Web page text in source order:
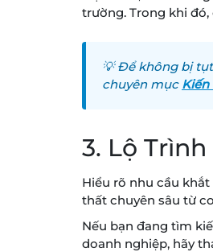
trường. Trong khi
💡 Để không bị
chuyên mục Kiến
3. Lộ
Hiểu rõ nhu cầu
thất chuyên sâu từ
Nếu bạn đang tìm
doanh nghiệp, hãy